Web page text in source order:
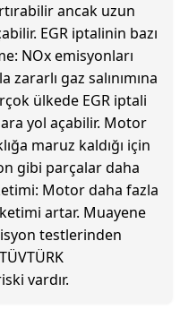
ancak uzun
EGR iptalinin bazı
NOx emisyonları
gaz salınımına
ülkede EGR iptali
yol açabilir. Motor
maruz kaldığı için
gibi parçalar daha
Motor daha fazla
artar. Muayene
testlerinden
vardır.